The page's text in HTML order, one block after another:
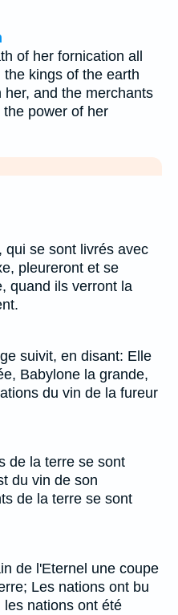
of her fornication all
kings of the earth
and the merchants
power of her
qui se sont livrés avec
pleureront et se
quand ils verront la
suivit, en disant: Elle
Babylone la grande,
du vin de la fureur
de la terre se sont
du vin de son
de la terre se sont
de l'Eternel une coupe
Les nations ont bu
nations ont été